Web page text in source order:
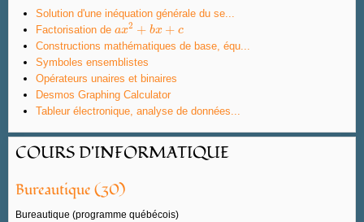
Solution d'une inéquation générale du se...
Factorisation de ax2 + bx + c
ax2+bx +c
Constructions mathématiques de base, équ...
Symboles ensemblistes
Opérateurs unaires et binaires
Desmos Graphing Calculator
Tableur électronique, analyse de données...
COURS D'INFORMATIQUE
Bureautique (30)
Bureautique (programme québécois)